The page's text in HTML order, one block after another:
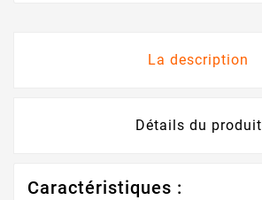
La description
Détails du produit
Caractéristiques :